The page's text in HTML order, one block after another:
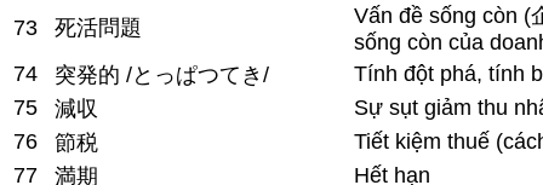
73
死活問題
Vấn đề sống còn (
sống còn của
74
突発的 /とっぱつてき/
Tính đột phá, tính
75
減収
Sự sụt giảm thu
76
節税
Tiết kiệm thuế
77
満期
Hết hạn